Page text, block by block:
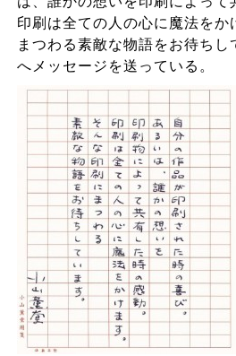
印刷は全ての人の心に魔法をか
まつわる素敵な物語をお待ち
へメッセージを送っている。